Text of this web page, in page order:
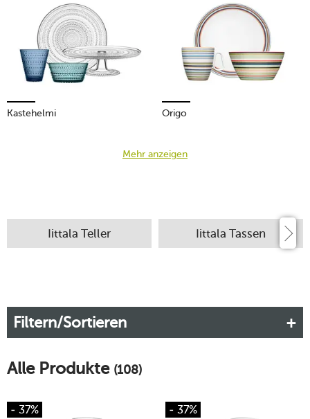
Kastehelmi Origo
Mehr anzeigen
Iittala Teller Iittala Tassen
Filtern/Sortieren
Alle Produkte (108)
- 37% - 37%